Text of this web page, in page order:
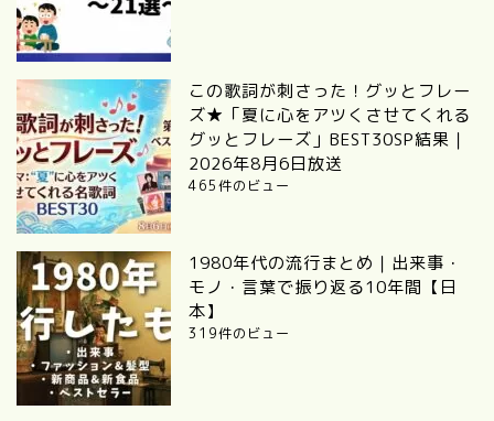
この歌詞が刺さった！グッとフレー
ズ★「夏に心をアツくさせてくれる
グッとフレーズ」BEST30SP結果｜
2026年8月6日放送
465件のビュー
1980年代の流行まとめ｜出来事・
モノ・言葉で振り返る10年間【日
本】
319件のビュー